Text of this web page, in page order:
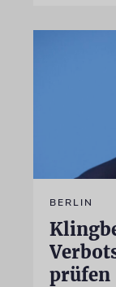
BERLIN
prüfen